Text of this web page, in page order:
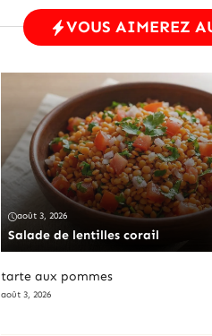
VOUS AIMEREZ
août 3, 2026
Salade de lentilles corail
tarte aux pommes
août 3, 2026